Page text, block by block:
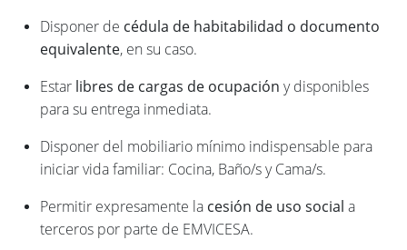
Disponer de cédula de habitabilidad o documento
equivalente, en su caso.
Estar libres de cargas de ocupación y disponibles
para su entrega inmediata.
Disponer del mobiliario mínimo indispensable para
iniciar vida familiar: Cocina, Baño/s y Cama/s.
Permitir expresamente la cesión de uso social a
terceros por parte de EMVICESA.